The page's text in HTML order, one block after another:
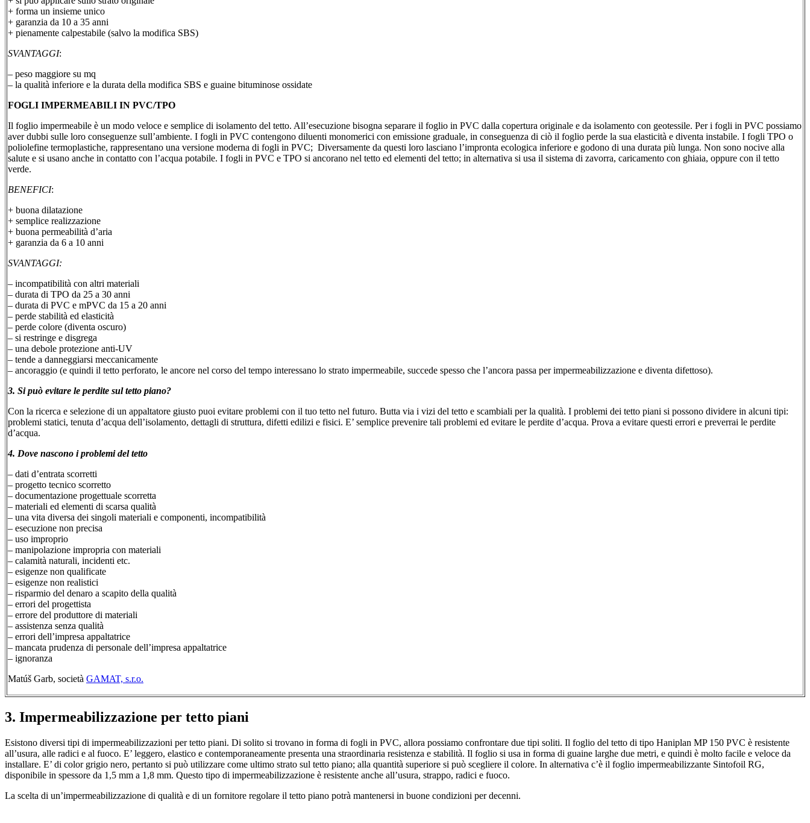
+ forma un insieme unico
+ garanzia da 10 a 35 anni
+ pienamente calpestabile (salvo la modifica SBS)
SVANTAGGI:
– peso maggiore su mq
– la qualità inferiore e la durata della modifica SBS e guaine bituminose ossidate
FOGLI IMPERMEABILI IN PVC/TPO
Il foglio impermeabile è un modo veloce e semplice di isolamento del tetto. All’esecuzione bisogna separare il foglio in PVC dalla copertura originale e da isolamento con geotessile. Per i fogli in PVC possiamo
aver dubbi sulle loro conseguenze sull’ambiente. I fogli in PVC contengono diluenti monomerici con emissione graduale, in conseguenza di ciò il foglio perde la sua elasticità e diventa instabile. I fogli TPO o
poliolefine termoplastiche, rappresentano una versione moderna di fogli in PVC; Diversamente da questi loro lasciano l’impronta ecologica inferiore e godono di una durata più lunga. Non sono nocive alla
salute e si usano anche in contatto con l’acqua potabile. I fogli in PVC e TPO si ancorano nel tetto ed elementi del tetto; in alternativa si usa il sistema di zavorra, caricamento con ghiaia, oppure con il tetto
verde.
BENEFICI:
+ buona dilatazione
+ semplice realizzazione
+ buona permeabilità d’aria
+ garanzia da 6 a 10 anni
SVANTAGGI:
– incompatibilità con altri materiali
– durata di TPO da 25 a 30 anni
– durata di PVC e mPVC da 15 a 20 anni
– perde stabilità ed elasticità
– perde colore (diventa oscuro)
– si restringe e disgrega
– una debole protezione anti-UV
– tende a danneggiarsi meccanicamente
– ancoraggio (e quindi il tetto perforato, le ancore nel corso del tempo interessano lo strato impermeabile, succede spesso che l’ancora passa per impermeabilizzazione e diventa difettoso).
3. Si può evitare le perdite sul tetto piano?
Con la ricerca e selezione di un appaltatore giusto puoi evitare problemi con il tuo tetto nel futuro. Butta via i vizi del tetto e scambiali per la qualità. I problemi dei tetto piani si possono dividere in alcuni tipi:
problemi statici, tenuta d’acqua dell’isolamento, dettagli di struttura, difetti edilizi e fisici. E’ semplice prevenire tali problemi ed evitare le perdite d’acqua. Prova a evitare questi errori e preverrai le perdite
d’acqua.
4. Dove nascono i problemi del tetto
– dati d’entrata scorretti
– progetto tecnico scorretto
– documentazione progettuale scorretta
– materiali ed elementi di scarsa qualità
– una vita diversa dei singoli materiali e componenti, incompatibilità
– esecuzione non precisa
– uso improprio
– manipolazione impropria con materiali
– calamità naturali, incidenti etc.
– esigenze non qualificate
– esigenze non realistici
– risparmio del denaro a scapito della qualità
– errori del progettista
– errore del produttore di materiali
– assistenza senza qualità
– errori dell’impresa appaltatrice
– mancata prudenza di personale dell’impresa appaltatrice
– ignoranza
Matúš Garb, società GAMAT, s.r.o.
3. Impermeabilizzazione per tetto piani
Esistono diversi tipi di impermeabilizzazioni per tetto piani. Di solito si trovano in forma di fogli in PVC, allora possiamo confrontare due tipi soliti. Il foglio del tetto di tipo Haniplan MP 150 PVC è resistente
all’usura, alle radici e al fuoco. E’ leggero, elastico e contemporaneamente presenta una straordinaria resistenza e stabilità. Il foglio si usa in forma di guaine larghe due metri, e quindi è molto facile e veloce da
installare. E’ di color grigio nero, pertanto si può utilizzare come ultimo strato sul tetto piano; alla quantità superiore si può scegliere il colore. In alternativa c’è il foglio impermeabilizzante Sintofoil RG,
disponibile in spessore da 1,5 mm a 1,8 mm. Questo tipo di impermeabilizzazione è resistente anche all’usura, strappo, radici e fuoco.
La scelta di un’impermeabilizzazione di qualità e di un fornitore regolare il tetto piano potrà mantenersi in buone condizioni per decenni.